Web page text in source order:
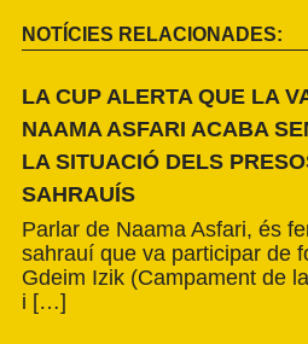
NOTÍCIES RELACIONADES:
LA CUP ALERTA QUE LA
NAAMA ASFARI ACABA
LA SITUACIÓ DELS
SAHRAUÍS
Parlar de Naama Asfari, és
sahrauí que va participar de
Gdeim Izik (Campament de
i […]